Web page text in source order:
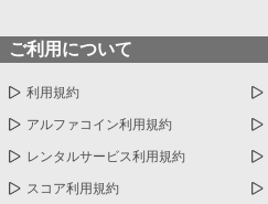
ご利用について
利用規約
アルファコイン利用規約
レンタルサービス利用規約
スコア利用規約